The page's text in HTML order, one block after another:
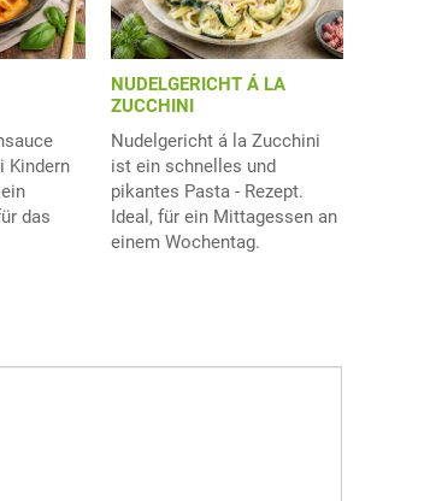
Kindern
das
NUDELGERICHT Á LA
ZUCCHINI
Nudelgericht á la Zucchini
ist ein schnelles und
pikantes Pasta - Rezept.
Ideal, für ein Mittagessen an
einem Wochentag.